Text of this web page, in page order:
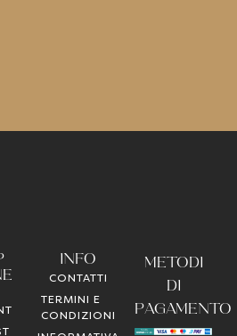
INFO
CONTATTI
TERMINI E
CONDIZIONI
METODI
DI
PAGAMENTO